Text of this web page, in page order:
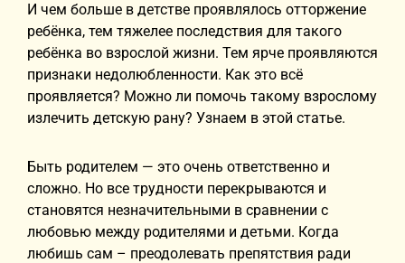
И чем больше в детстве проявлялось отторжение
ребёнка, тем тяжелее последствия для такого
ребёнка во взрослой жизни. Тем ярче проявляются
признаки недолюбленности. Как это всё
проявляется? Можно ли помочь такому взрослому
излечить детскую рану? Узнаем в этой статье.
Быть родителем — это очень ответственно и
сложно. Но все трудности перекрываются и
становятся незначительными в сравнении с
любовью между родителями и детьми. Когда
любишь сам – преодолевать препятствия ради